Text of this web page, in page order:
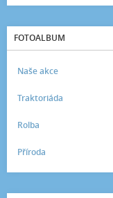
FOTOALBUM
Naše akce
Traktoriáda
Rolba
Příroda